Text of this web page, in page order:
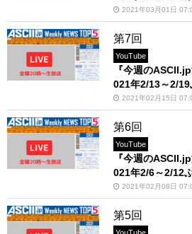
2021年03月01日
第7回
YouTube
『今週の
021年2/13～2/19
2021年02月15日
第6回
YouTube
『今週の
021年2/6～2/12ぶ
2021年02月08日
第5回